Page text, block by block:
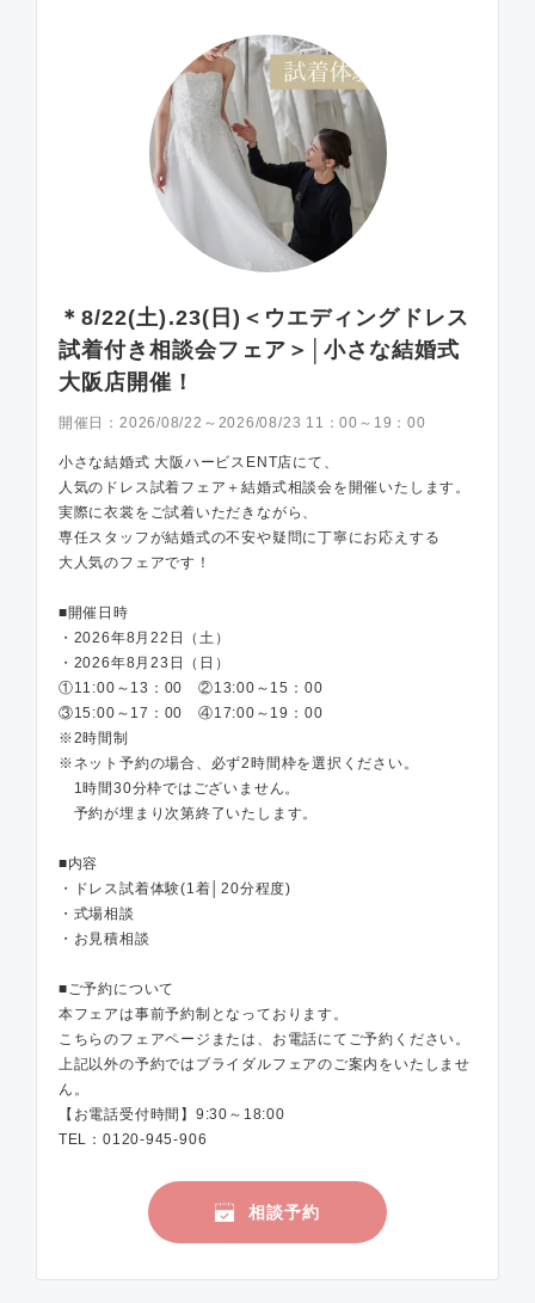
＊8/22(土).23(日)＜ウエディングドレス
試着付き相談会フェア＞│小さな結婚式
大阪店開催！
開催日： 2026/08/22～2026/08/23 11：00～19：00
小さな結婚式 大阪ハービスENT店にて、
人気のドレス試着フェア＋結婚式相談会を開催いたします。
実際に衣裳をご試着いただきながら、
専任スタッフが結婚式の不安や疑問に丁寧にお応えする
大人気のフェアです！
■開催日時
・2026年8月22日（土）
・2026年8月23日（日）
①11:00～13：00 ②13:00～15：00
③15:00～17：00 ④17:00～19：00
※2時間制
※ネット予約の場合、必ず2時間枠を選択ください。
1時間30分枠ではございません。
予約が埋まり次第終了いたします。
■内容
・ドレス試着体験(1着│20分程度)
・式場相談
・お見積相談
■ご予約について
本フェアは事前予約制となっております。
こちらのフェアページまたは、お電話にてご予約ください。
上記以外の予約ではブライダルフェアのご案内をいたしませ
ん。
【お電話受付時間】9:30～18:00
TEL：0120-945-906
相談予約